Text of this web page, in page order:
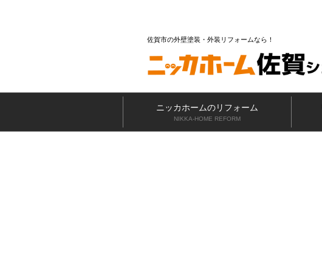
佐賀市の外壁塗装・外装リフォームなら
ニッカホームのリフォーム
NIKKA-HOME REFORM